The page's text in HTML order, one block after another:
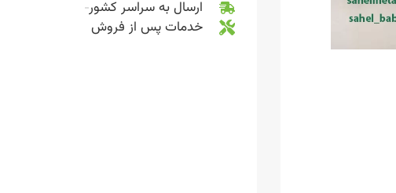
ارسال به سراسر کشور
خدمات پس از فروش